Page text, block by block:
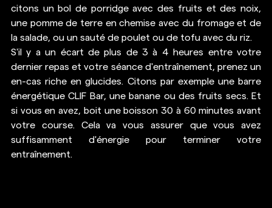
citons un bol de porridge avec des fruits et des noix,
une pomme de terre en chemise avec du fromage et de
la salade, ou un sauté de poulet ou de tofu avec du riz.
S'il y a un écart de plus de 3 à 4 heures entre votre
dernier repas et votre séance d'entraînement, prenez un
en-cas riche en glucides. Citons par exemple une barre
énergétique CLIF Bar, une banane ou des fruits secs. Et
si vous en avez, boit une boisson 30 à 60 minutes avant
votre course. Cela va vous assurer que vous avez
suffisamment d'énergie pour terminer votre
entraînement.